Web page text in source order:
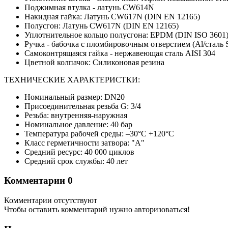
Поджимная втулка - латунь CW614N
Накидная гайка: Латунь CW617N (DIN EN 12165)
Полусгон: Латунь CW617N (DIN EN 12165)
Уплотнительное кольцо полусгона: EPDM (DIN ISO 3601)
Ручка - бабочка с пломбировочным отверстием (Al/сталь
Самоконтрящаяся гайка - нержавеющая сталь AISI 304
Цветной колпачок: Силиконовая резина
ТЕХНИЧЕСКИЕ ХАРАКТЕРИСТКИ:
Номинальный размер: DN20
Присоединительная резьба G: 3/4
Резьба: внутренняя-наружная
Номинальное давление: 40 бар
Температура рабочей среды: –30°C +120°С
Класс герметичности затвора: "А"
Средний ресурс: 40 000 циклов
Средний срок службы: 40 лет
Комментарии 0
Комментарии отсутствуют
Чтобы оставить комментарий нужно авторизоваться!